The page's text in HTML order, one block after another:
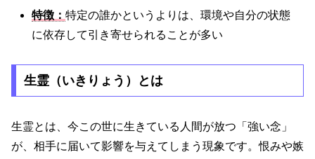
特徴：特定の誰かというよりは、環境や自分の状態
に依存して引き寄せられることが多い
生霊（いきりょう）とは
生霊とは、今この世に生きている人間が放つ「強い念」
が、相手に届いて影響を与えてしまう現象です。恨みや嫉